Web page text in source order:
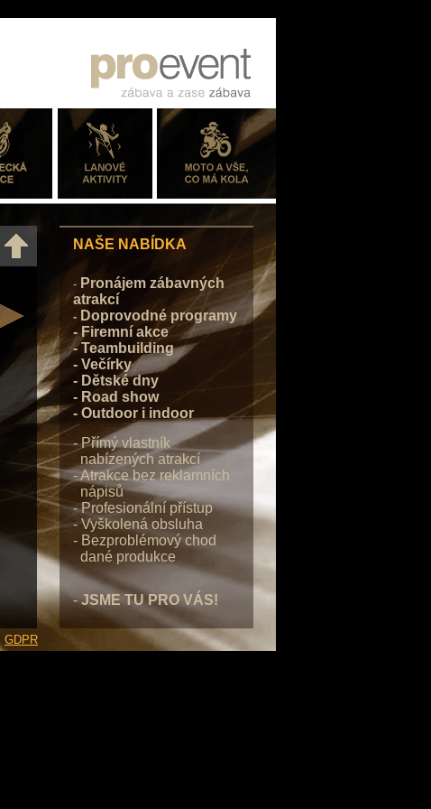
NAŠE NABÍDKA
- Pronájem zábavných
atrakcí
- Doprovodné programy
- Firemní akce
- Teambuilding
- Večírky
- Dětské dny
- Road show
- Outdoor i indoor
- Přímý vlastník
nabízených atrakcí
- Atrakce bez reklamních
nápisů
- Profesionální přístup
- Vyškolená obsluha
- Bezproblémový chod
dané produkce
-JSME TU PRO VÁS!
GDPR